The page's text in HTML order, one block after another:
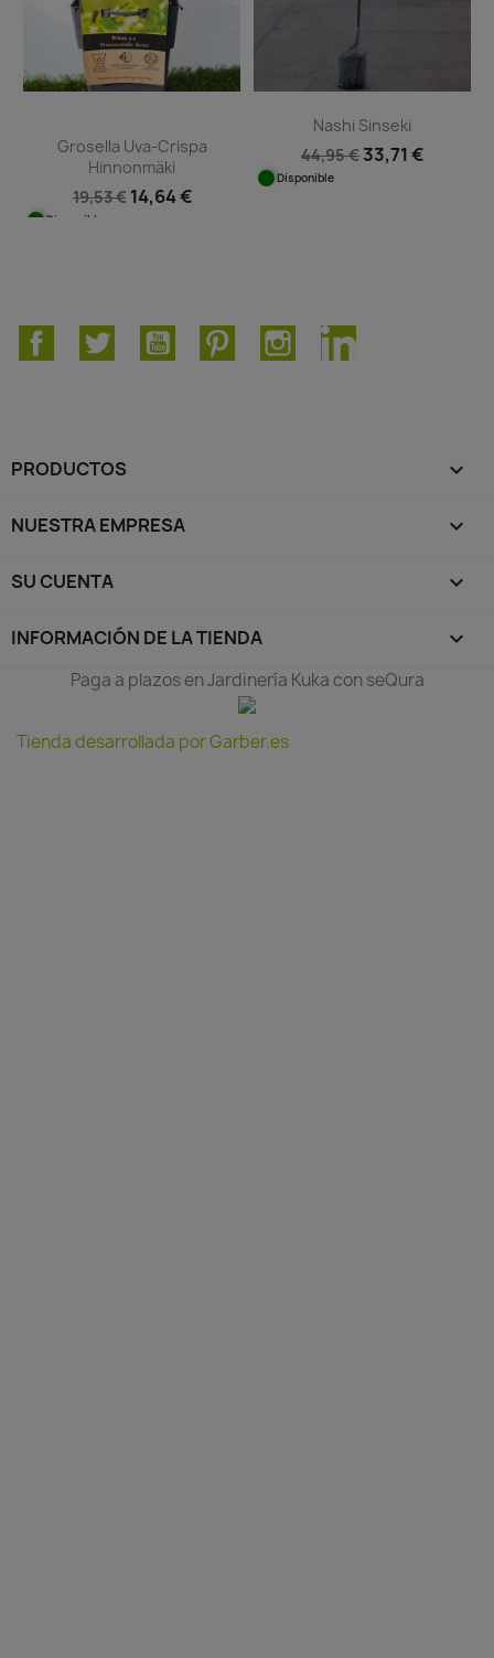
Grosella Uva-Crispa
Hinnonmäki
19,53 € 14,64 €
Disponible
Nashi Sinseki
44,95 € 33,71 €
Disponible
FacebookTwitter YouTube PinterestInstagramLinkedIn
PRODUCTOS 
NUESTRA EMPRESA 
SU CUENTA 
INFORMACIÓN DE LA TIENDA keyboard_arrow_down
Paga a plazos en Jardinería Kuka con seQura
Tienda desarrollada por Garber.es